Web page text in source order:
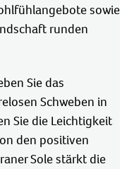
sowie
runden
Sie das
Schweben in
Sie die Leichtigkeit
den positiven
Sole stärkt die